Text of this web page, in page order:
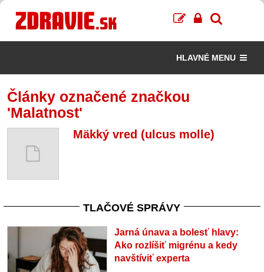
HLAVNÉ MENU
Články označené značkou
'Malatnost'
Mäkký vred (ulcus molle)
TLAČOVÉ SPRÁVY
Jarná únava a bolesť hlavy:
Ako rozlíšiť migrénu a kedy
navštíviť experta